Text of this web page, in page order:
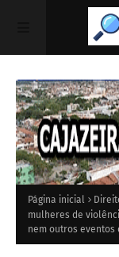
Página inicial
mulheres de
nem outros eventos